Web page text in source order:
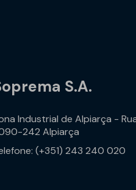
S.A.
Industrial de Alpiarça -
242 Alpiarça
(+351) 243 240 020